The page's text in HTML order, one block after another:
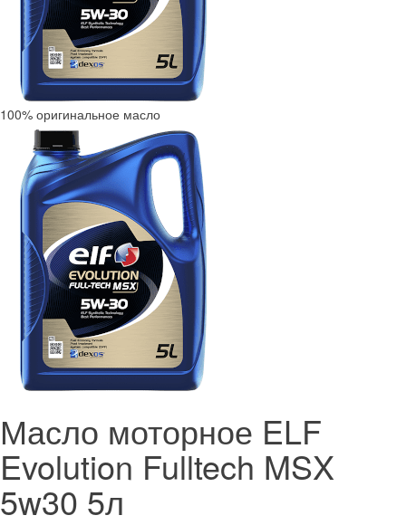
100% оригинальное масло
Масло моторное ELF
Evolution Fulltech MSX
5w30 5л